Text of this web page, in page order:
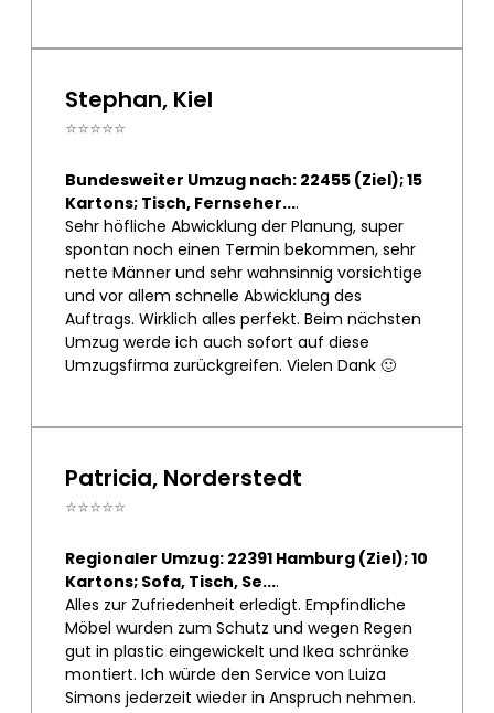
Stephan, Kiel
⭐⭐⭐⭐⭐
Bundesweiter Umzug nach: 22455 (Ziel); 15
Kartons; Tisch, Fernseher....
Sehr höfliche Abwicklung der Planung, super
spontan noch einen Termin bekommen, sehr
nette Männer und sehr wahnsinnig vorsichtige
und vor allem schnelle Abwicklung des
Auftrags. Wirklich alles perfekt. Beim nächsten
Umzug werde ich auch sofort auf diese
Umzugsfirma zurückgreifen. Vielen Dank 🙂
Patricia, Norderstedt
⭐⭐⭐⭐⭐
Regionaler Umzug: 22391 Hamburg (Ziel); 10
Kartons; Sofa, Tisch, Se....
Alles zur Zufriedenheit erledigt. Empfindliche
Möbel wurden zum Schutz und wegen Regen
gut in plastic eingewickelt und Ikea schränke
montiert. Ich würde den Service von Luiza
Simons jederzeit wieder in Anspruch nehmen.